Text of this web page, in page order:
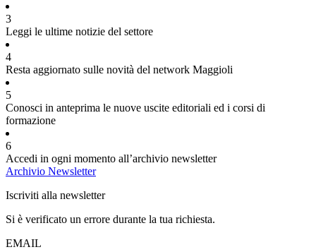
3
Leggi le ultime notizie del settore
4
Resta aggiornato sulle novità del network Maggioli
5
Conosci in anteprima le nuove uscite editoriali ed i corsi di
formazione
6
Accedi in ogni momento all’archivio newsletter
Archivio Newsletter
Iscriviti alla newsletter
Si è verificato un errore durante la tua richiesta.
EMAIL